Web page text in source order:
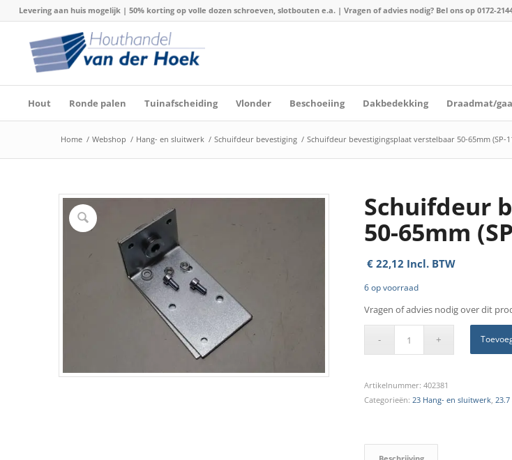
Levering aan huis mogelijk | 50% korting op volle dozen schroeven, slotbouten e.a. | Vragen of advies nodig? Bel ons op 0172-
Hout Ronde palen Tuinafscheiding Vlonder Beschoeiing Dakbedekking Draadmat/
Home / Webshop / Hang- en sluitwerk / Schuifdeur bevestiging / Schuifdeur bevestigingsplaat verstelbaar 50-65mm (SP-
Schuifdeur
50-65mm
€22,12 Incl. BTW
6 op voorraad
Vragen of advies nodig over dit
Artikelnummer: 402381
Categorieën: 23 Hang- en sluitwerk,